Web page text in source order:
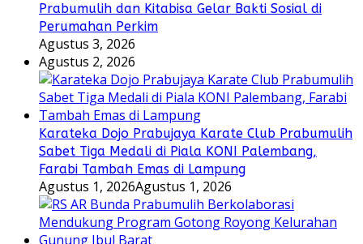
Prabumulih dan Kitabisa Gelar Bakti Sosial di
Perumahan Perkim
Agustus 3, 2026
Agustus 2, 2026
Karateka Dojo Prabujaya Karate Club Prabumulih
Sabet Tiga Medali di Piala KONI Palembang,
Farabi Tambah Emas di Lampung
Agustus 1, 2026Agustus 1, 2026